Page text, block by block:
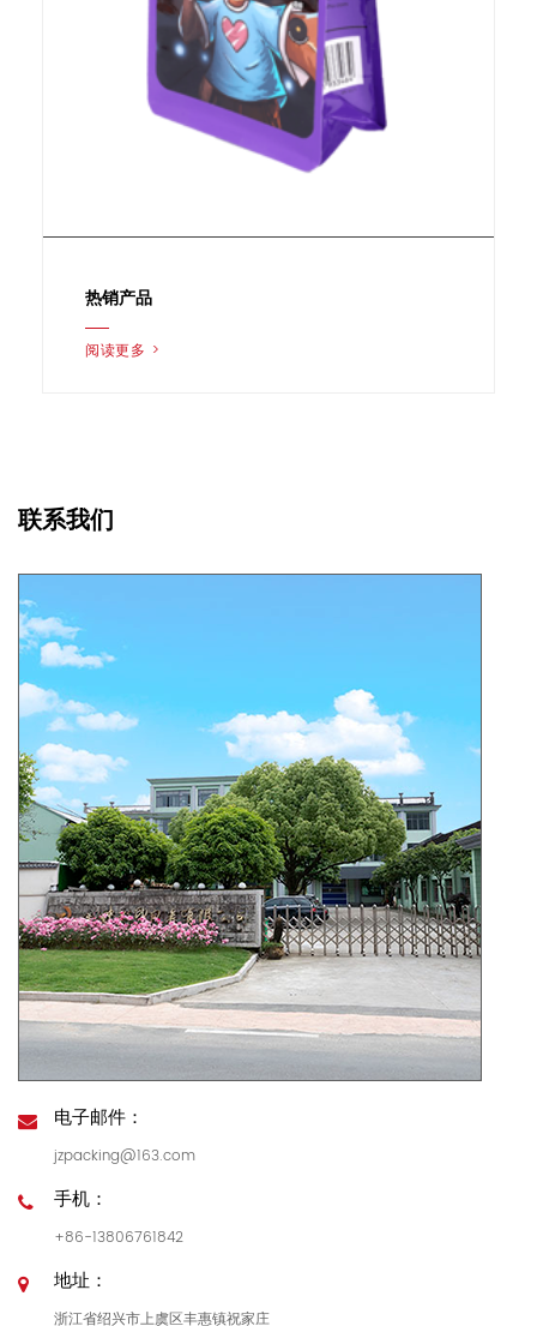
热销产品
阅读更多 >
联系我们
电子邮件：
jzpacking@163.com
手机：
+86-13806761842
地址：
浙江省绍兴市上虞区丰惠镇祝家庄